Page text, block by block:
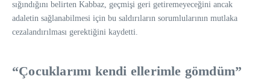
sığındığını belirten Kabbaz, geçmişi geri getiremeyeceğini ancak
adaletin sağlanabilmesi için bu saldırıların sorumlularının mutlaka
cezalandırılması gerektiğini kaydetti.
“Çocuklarımı kendi ellerimle gömdüm”